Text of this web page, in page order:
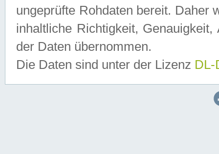
ungeprüfte Rohdaten bereit. Daher
inhaltliche Richtigkeit,
der Daten übernommen.
Die Daten sind unter der Lizenz